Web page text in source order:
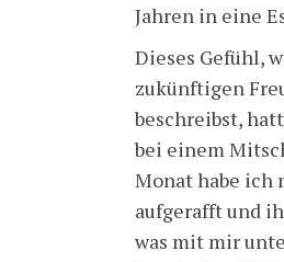
Jahren in eine
Dieses Gefühl,
zukünftigen
beschreibst,
bei einem
Monat habe ich
aufgerafft und
was mit mir